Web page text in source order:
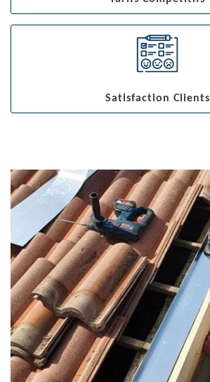
Satisfaction Clients